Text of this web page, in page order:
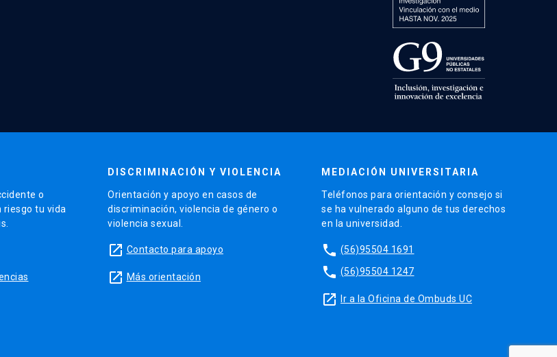
o
riesgo tu vida
DISCRIMINACIÓN Y VIOLENCIA
Orientación y apoyo en casos de
discriminación, violencia de género o
violencia sexual.
launch Contacto para apoyo
launch Más orientación
MEDIACIÓN UNIVERSITARIA
Teléfonos para orientación y consejo si
se ha vulnerado alguno de tus derechos
en la universidad.
phone (56)95504 1691
phone (56)95504 1247
launch Ir a la Oficina de Ombuds UC